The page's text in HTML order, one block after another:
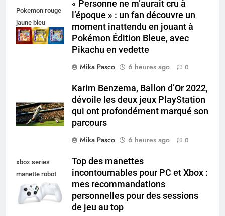
Pokemon rouge
jaune bleu
« Personne ne m’aurait cru à
l’époque » : un fan découvre un
moment inattendu en jouant à
Pokémon Édition Bleue, avec
Pikachu en vedette
Mika Pasco
6 heures ago 0
Karim Benzema, Ballon d’Or 2022,
dévoile les deux jeux PlayStation
qui ont profondément marqué son
parcours
Mika Pasco
6 heures ago 0
xbox series
manette robot
white
Top des manettes
incontournables pour PC et Xbox :
mes recommandations
personnelles pour des sessions
de jeu au top